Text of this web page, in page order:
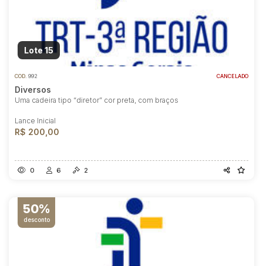
Lote 15
COD. 992 CANCELADO
Diversos
Uma cadeira tipo “diretor” cor preta, com braços
Lance Inicial
R$ 200,00
0 6 2
50%
desconto